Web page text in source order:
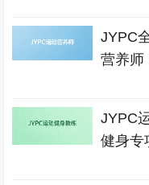
JYPC
营养师
JYPC
健身专